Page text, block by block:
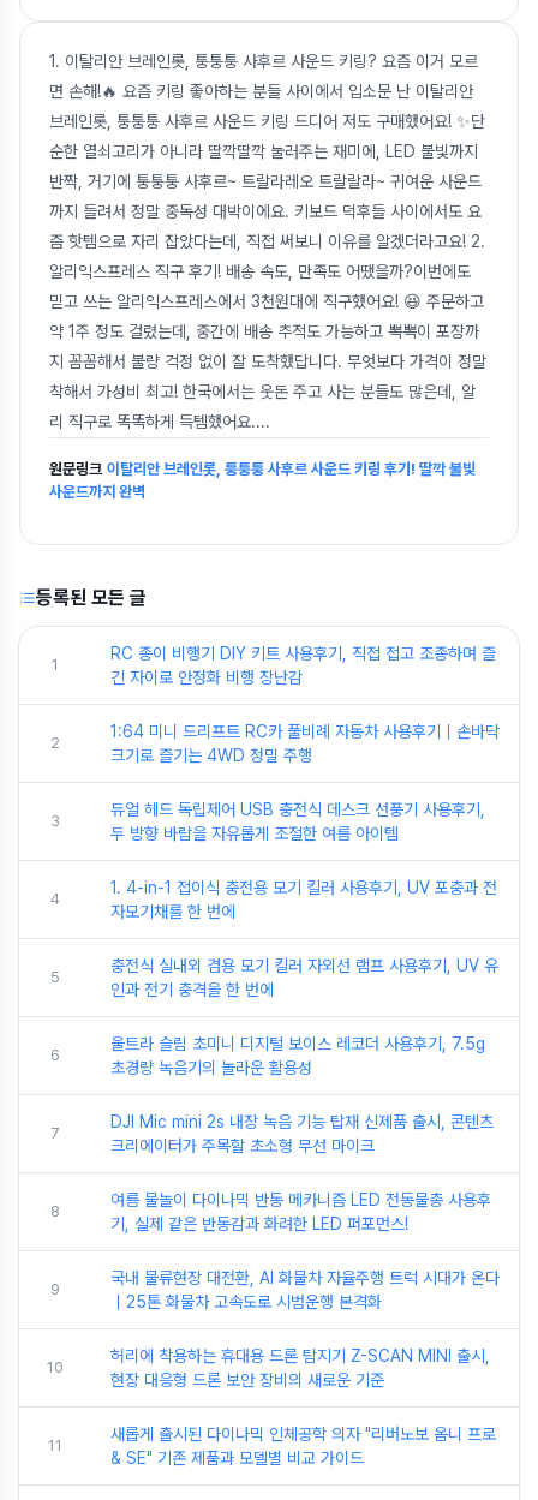
1. 이탈리안 브레인롯, 퉁퉁퉁 사후르 사운드 키링? 요즘 이거 모르
면 손해!🔥 요즘 키링 좋아하는 분들 사이에서 입소문 난 이탈리안
브레인롯, 퉁퉁퉁 사후르 사운드 키링 드디어 저도 구매했어요! ✨단
순한 열쇠고리가 아니라 딸깍딸깍 눌러주는 재미에, LED 불빛까지
반짝, 거기에 퉁퉁퉁 사후르~ 트랄라레오 트랄랄라~ 귀여운 사운드
까지 들려서 정말 중독성 대박이에요. 키보드 덕후들 사이에서도 요
즘 핫템으로 자리 잡았다는데, 직접 써보니 이유를 알겠더라고요! 2.
알리익스프레스 직구 후기! 배송 속도, 만족도 어땠을까?이번에도
믿고 쓰는 알리익스프레스에서 3천원대에 직구했어요! 😆 주문하고
약 1주 정도 걸렸는데, 중간에 배송 추적도 가능하고 뽁뽁이 포장까
지 꼼꼼해서 불량 걱정 없이 잘 도착했답니다. 무엇보다 가격이 정말
착해서 가성비 최고! 한국에서는 웃돈 주고 사는 분들도 많은데, 알
리 직구로 똑똑하게 득템했어요....
원문링크 이탈리안 브레인롯, 퉁퉁퉁 사후르 사운드 키링 후기! 딸깍 불빛
사운드까지 완벽
등록된 모든 글
1
RC 종이 비행기 DIY 키트 사용후기, 직접 접고 조종하며 즐
긴 자이로 안정화 비행 장난감
2
1:64 미니 드리프트 RC카 풀비례 자동차 사용후기｜손바닥
크기로 즐기는 4WD 정밀 주행
3
듀얼 헤드 독립제어 USB 충전식 데스크 선풍기 사용후기,
두 방향 바람을 자유롭게 조절한 여름 아이템
4
1. 4-in-1 접이식 충전용 모기 킬러 사용후기, UV 포충과 전
자모기채를 한 번에
5
충전식 실내외 겸용 모기 킬러 자외선 램프 사용후기, UV 유
인과 전기 충격을 한 번에
6
울트라 슬림 초미니 디지털 보이스 레코더 사용후기, 7.5g
초경량 녹음기의 놀라운 활용성
7
DJI Mic mini 2s 내장 녹음 기능 탑재 신제품 출시, 콘텐츠
크리에이터가 주목할 초소형 무선 마이크
8
여름 물놀이 다이나믹 반동 메카니즘 LED 전동물총 사용후
기, 실제 같은 반동감과 화려한 LED 퍼포먼스!
9
국내 물류현장 대전환, AI 화물차 자율주행 트럭 시대가 온다
｜25톤 화물차 고속도로 시범운행 본격화
10
허리에 착용하는 휴대용 드론 탐지기 Z-SCAN MINI 출시,
현장 대응형 드론 보안 장비의 새로운 기준
11
새롭게 출시된 다이나믹 인체공학 의자 "리버노보 옴니 프로
& SE" 기존 제품과 모델별 비교 가이드